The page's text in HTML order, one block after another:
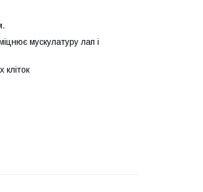
мускулатуру лап і
кліток